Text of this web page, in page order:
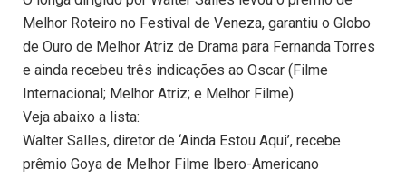
Melhor Roteiro no Festival de Veneza, garantiu o Globo
de Ouro de Melhor Atriz de Drama para Fernanda Torres
e ainda recebeu três indicações ao Oscar (Filme
Internacional; Melhor Atriz; e Melhor Filme)
Veja abaixo a lista:
Walter Salles, diretor de ‘Ainda Estou Aqui’, recebe
prêmio Goya de Melhor Filme Ibero-Americano